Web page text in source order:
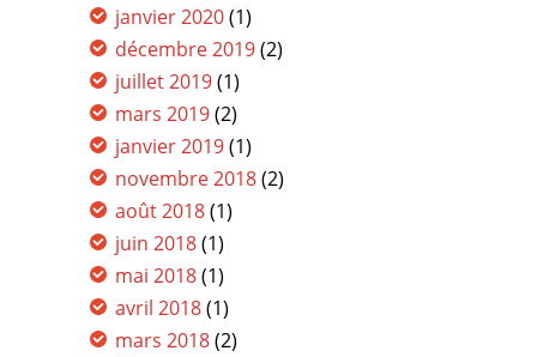
janvier 2020(1)
décembre 2019(2)
juillet 2019(1)
mars 2019(2)
janvier 2019(1)
novembre 2018(2)
août 2018(1)
juin 2018(1)
mai 2018(1)
avril 2018(1)
mars 2018(2)